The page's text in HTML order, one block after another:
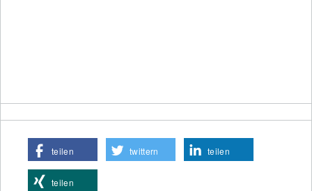
teilen twittern teilen
teilen